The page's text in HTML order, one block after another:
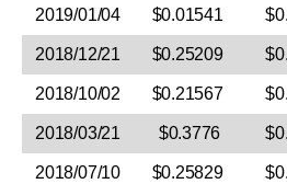
2019/01/04 $0.01541
2018/12/21 $0.25209
2018/10/02 $0.21567
2018/03/21 $0.3776
2018/07/10 $0.25829